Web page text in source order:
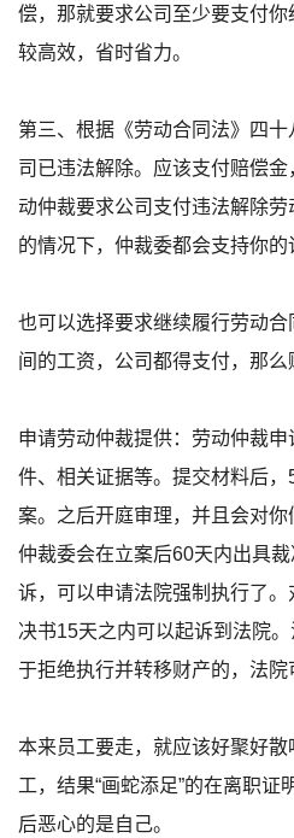
偿，那就要求公司至少要支付
较高效，省时省力。
第三、根据《劳动合同法》四
司已违法解除。应该支付赔偿
动仲裁要求公司支付违法解除
的情况下，仲裁委都会支持你的
也可以选择要求继续履行劳动
间的工资，公司都得支付，那么
申请劳动仲裁提供：劳动仲裁
件、相关证据等。提交材料后
案。之后开庭审理，并且会对
仲裁委会在立案后60天内出具
诉，可以申请法院强制执行了
决书15天之内可以起诉到法院
于拒绝执行并转移财产的，法院
本来员工要走，就应该好聚好
工，结果“画蛇添足”的在离职
后恶心的是自己。